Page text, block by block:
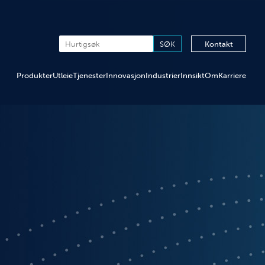
Kontakt
ProdukterUtleieTjenesterInnovasjonIndustrierInnsiktOmKarriere